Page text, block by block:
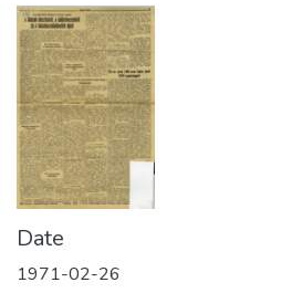
Date
1971-02-26